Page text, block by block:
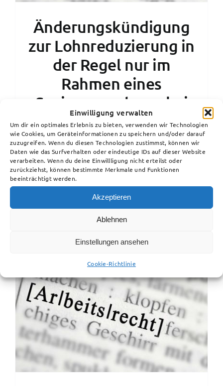
Einwilligung verwalten
Um dir ein optimales Erlebnis zu bieten, verwenden wir Technologien
wie Cookies, um Geräteinformationen zu speichern und/oder darauf
zuzugreifen. Wenn du diesen Technologien zustimmst, können wir
Daten wie das Surfverhalten oder eindeutige IDs auf dieser Website
verarbeiten. Wenn du deine Einwillligung nicht erteilst oder
zurückziehst, können bestimmte Merkmale und Funktionen
beeinträchtigt werden.
Akzeptieren
Ablehnen
Einstellungen ansehen
Cookie-Richtlinie
Änderungskündigung
zur Lohnreduzierung in
der Regel nur im
Rahmen eines
Sanierungsplanes bei
drohender Insolvenz
möglich, BAG 2 AZR
139/07 16. August
2021Sebastian
28. Mai 2022